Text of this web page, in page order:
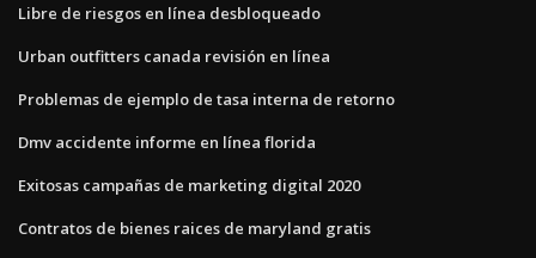
Libre de riesgos en línea desbloqueado
Urban outfitters canada revisión en línea
Problemas de ejemplo de tasa interna de retorno
Dmv accidente informe en línea florida
Exitosas campañas de marketing digital 2020
Contratos de bienes raices de maryland gratis